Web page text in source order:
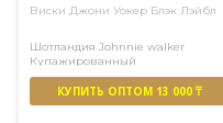
Виски Джони Уокер Блэк Лэйбл
Шотландия Johnnie walker
Купажированный
КУПИТЬ ОПТОМ 13 000 ₸